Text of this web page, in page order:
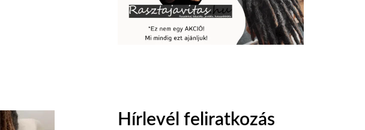
Hírlevél feliratkozás